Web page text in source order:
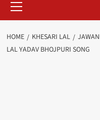
Menu
HOME KHESARI LAL
LAL YADAV BHOJPURI SONG